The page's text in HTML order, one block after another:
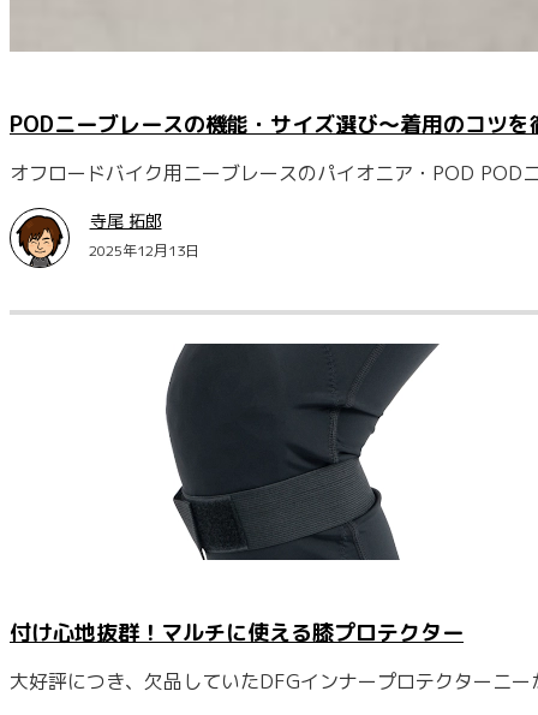
PODニーブレースの機能・サイズ選び～着用のコツを
オフロードバイク用ニーブレースのパイオニア・POD
寺尾 拓郎
2025年12月13日
付け心地抜群！マルチに使える膝プロテクター
大好評につき、欠品していたDFGインナープロテクターニ